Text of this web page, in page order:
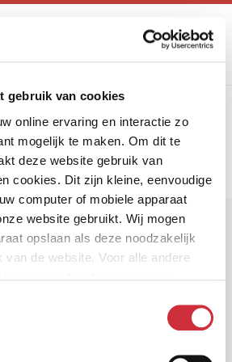
gebruik van cookies
online ervaring en interactie zo
mogelijk te maken. Om dit te
deze website gebruik van
cookies. Dit zijn kleine, eenvoudige
computer of mobiele apparaat
website gebruikt. Wij mogen
opslaan als deze noodzakelijk
van de website. Voor alle andere
Toon alle trefwoorden